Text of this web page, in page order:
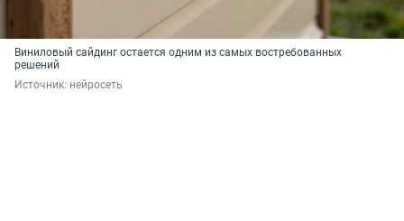
Виниловый сайдинг остается одним из самых востребованных
решений
Источник: нейросеть